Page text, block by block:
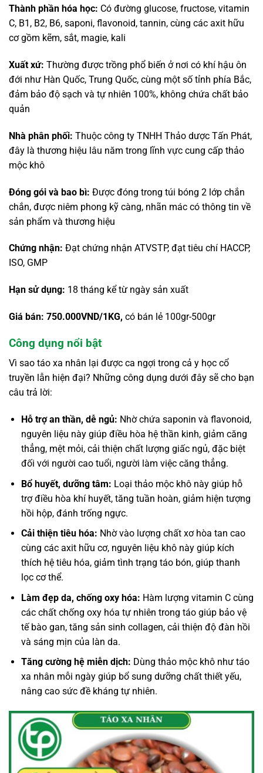
Thành phần hóa học: Có đường glucose, fructose, vitamin
C, B1, B2, B6, saponi, flavonoid, tannin, cùng các axit hữu
cơ gồm kẽm, sắt, magie, kali
Xuất xứ: Thường được trồng phổ biến ở nơi có khí hậu ôn
đới như Hàn Quốc, Trung Quốc, cùng một số tỉnh phía Bắc,
đảm bảo độ sạch và tự nhiên 100%, không chứa chất bảo
quản
Nhà phân phối: Thuộc công ty TNHH Thảo dược Tấn Phát,
đây là thương hiệu lâu năm trong lĩnh vực cung cấp thảo
mộc khô
Đóng gói và bao bì: Được đóng trong túi bóng 2 lớp chắn
chắn, được niêm phong kỹ càng, nhãn mác có thông tin về
sản phẩm và thương hiệu
Chứng nhận: Đạt chứng nhận ATVSTP, đạt tiêu chí HACCP,
ISO, GMP
Hạn sử dụng: 18 tháng kể từ ngày sản xuất
Giá bán: 750.000VND/1KG, có bán lẻ 100gr-500gr
Công dụng nổi bật
Vì sao táo xa nhân lại được ca ngợi trong cả y học cổ
truyền lẫn hiện đại? Những công dụng dưới đây sẽ cho bạn
câu trả lời:
Hỗ trợ an thần, dễ ngủ: Nhờ chứa saponin và flavonoid,
nguyên liệu này giúp điều hòa hệ thần kinh, giảm căng
thẳng, mệt mỏi, cải thiện chất lượng giấc ngủ, đặc biệt
đối với người cao tuổi, người làm việc căng thẳng.
Bổ huyết, dưỡng tâm: Loại thảo mộc khô này giúp hỗ
trợ điều hòa khí huyết, tăng tuần hoàn, giảm hiện tượng
hồi hộp, đánh trống ngực.
Cải thiện tiêu hóa: Nhờ vào lượng chất xơ hòa tan cao
cùng các axit hữu cơ, nguyên liệu khô này giúp kích
thích hệ tiêu hóa, giảm tình trạng táo bón, giúp thanh
lọc cơ thể.
Làm đẹp da, chống oxy hóa: Hàm lượng vitamin C cùng
các chất chống oxy hóa tự nhiên trong táo giúp bảo vệ
tế bào gan, tăng sản sinh collagen, cải thiện độ đàn hồi
và sáng mịn của làn da.
Tăng cường hệ miễn dịch: Dùng thảo mộc khô như táo
xa nhân mỗi ngày giúp bổ sung dưỡng chất thiết yếu,
nâng cao sức đề kháng tự nhiên.